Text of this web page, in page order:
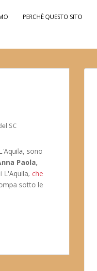
PERCHÈ QUESTO SITO
SC
sono
Paola,
L'Aquila, che
sotto le